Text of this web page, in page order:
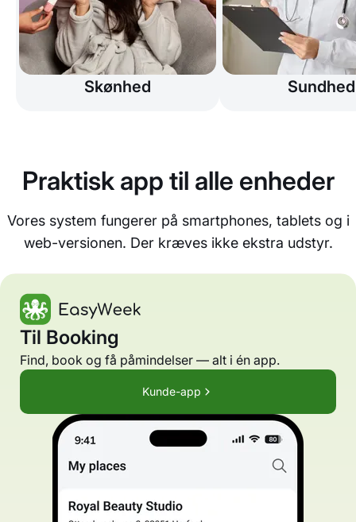
Skønhed Sundhed
Praktisk app til alle enheder
Vores system fungerer på smartphones, tablets og i
web-versionen. Der kræves ikke ekstra udstyr.
Til Booking
Find, book og få påmindelser — alt i én app.
Kunde-app